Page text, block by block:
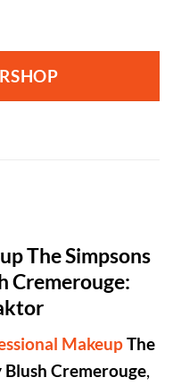
The Simpsons
Cremerouge:
MakeupThe
Blush Cremerouge,